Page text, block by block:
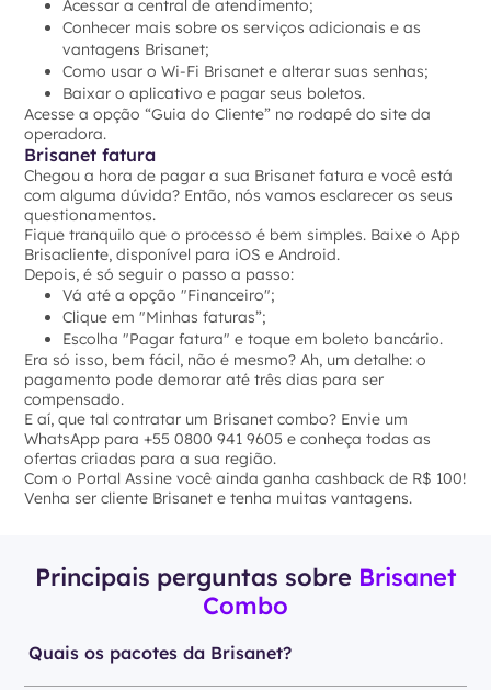
Acessar a central de atendimento;
Conhecer mais sobre os serviços adicionais e as
vantagens Brisanet;
Como usar o Wi-Fi Brisanet e alterar suas senhas;
Baixar o aplicativo e pagar seus boletos.
Acesse a opção “Guia do Cliente” no rodapé do site da
operadora.
Brisanet fatura
Chegou a hora de pagar a sua Brisanet fatura e você está
com alguma dúvida? Então, nós vamos esclarecer os seus
questionamentos.
Fique tranquilo que o processo é bem simples. Baixe o App
Brisacliente, disponível para iOS e Android.
Depois, é só seguir o passo a passo:
Vá até a opção "Financeiro";
Clique em "Minhas faturas”;
Escolha "Pagar fatura" e toque em boleto bancário.
Era só isso, bem fácil, não é mesmo? Ah, um detalhe: o
pagamento pode demorar até três dias para ser
compensado.
E aí, que tal contratar um Brisanet combo? Envie um
WhatsApp para +55 0800 941 9605 e conheça todas as
ofertas criadas para a sua região.
Com o Portal Assine você ainda ganha cashback de R$ 100!
Venha ser cliente Brisanet e tenha muitas vantagens.
Principais perguntas sobre Brisanet
Combo
Quais os pacotes da Brisanet?